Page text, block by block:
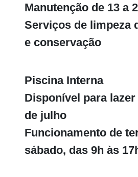
Manutenção de 13 a
Serviços de limpeza
e conservação
Piscina Interna
Disponível para lazer
de julho
Funcionamento de
sábado, das 9h às